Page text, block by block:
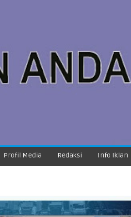
Profil Media Redaksi Info Iklan